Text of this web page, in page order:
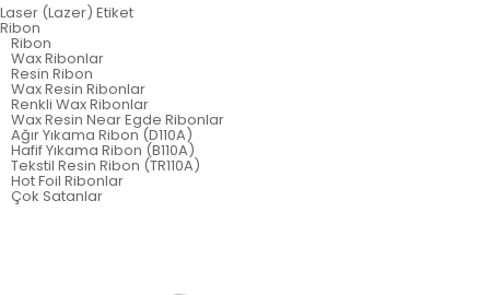
Laser (Lazer) Etiket
Ribon
Ribon
Wax Ribonlar
Resin Ribon
Wax Resin Ribonlar
Renkli Wax Ribonlar
Wax Resin Near Egde Ribonlar
Ağır Yıkama Ribon (D110A)
Hafif Yıkama Ribon (B110A)
Tekstil Resin Ribon (TR110A)
Hot Foil Ribonlar
Çok Satanlar